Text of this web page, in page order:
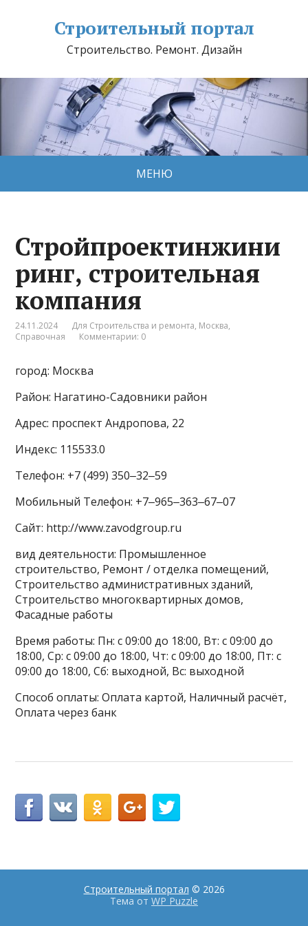
Строительный портал
Строительство. Ремонт. Дизайн
МЕНЮ
Стройпроектинжини
ринг, строительная
компания
24.11.2024 Для Строительства и ремонта, Москва,
Справочная
Комментарии: 0
город: Москва
Район: Нагатино-Садовники район
Адрес: проспект Андропова, 22
Индекс: 115533.0
Телефон: +7 (499) 350‒32‒59
Мобильный Телефон: +7‒965‒363‒67‒07
Сайт: http://www.zavodgroup.ru
вид деятельности: Промышленное
строительство, Ремонт / отделка помещений,
Строительство административных зданий,
Строительство многоквартирных домов,
Фасадные работы
Время работы: Пн: с 09:00 до 18:00, Вт: с 09:00 до
18:00, Ср: с 09:00 до 18:00, Чт: с 09:00 до 18:00, Пт: с
09:00 до 18:00, Сб: выходной, Вс: выходной
Способ оплаты: Оплата картой, Наличный расчёт,
Оплата через банк
Строительный портал © 2026
Тема от WP Puzzle